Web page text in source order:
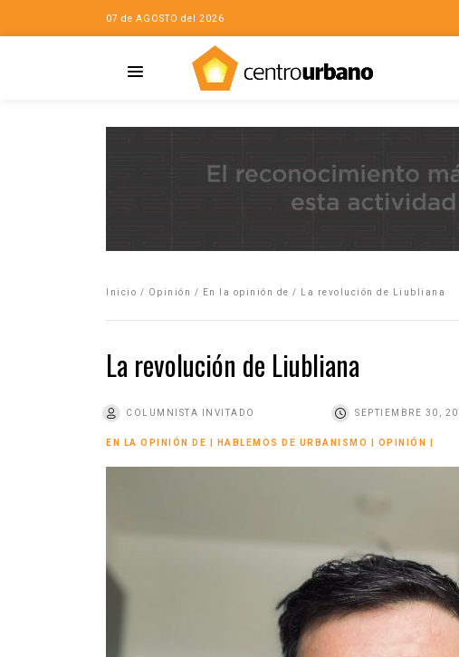
07 de AGOSTO del 2026
Inicio / Opinión / En la opinión de / La revolución de Liubliana
La revolución de Liubliana
COLUMNISTA INVITADO SEPTIEMBRE 30,
EN LA OPINIÓN DE HABLEMOS DE URBANISMO OPINIÓN